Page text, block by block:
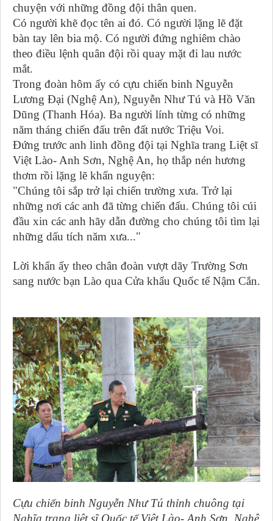
chuyện với những đồng đội thân quen.
Có người khẽ đọc tên ai đó. Có người lặng lẽ đặt
bàn tay lên bia mộ. Có người đứng nghiêm chào
theo điều lệnh quân đội rồi quay mặt đi lau nước
mắt.
Trong đoàn hôm ấy có cựu chiến binh Nguyễn
Lương Đại (Nghệ An), Nguyễn Như Tú và Hồ Văn
Dũng (Thanh Hóa). Ba người lính từng có những
năm tháng chiến đấu trên đất nước Triệu Voi.
Đứng trước anh linh đồng đội tại Nghĩa trang Liệt sĩ
Việt Lào- Anh Sơn, Nghệ An, họ thắp nén hương
thơm rồi lặng lẽ khấn nguyện:
"Chúng tôi sắp trở lại chiến trường xưa. Trở lại
những nơi các anh đã từng chiến đấu. Chúng tôi cúi
đầu xin các anh hãy dẫn đường cho chúng tôi tìm lại
những dấu tích năm xưa..."
Lời khấn ấy theo chân đoàn vượt dãy Trường Sơn
sang nước bạn Lào qua Cửa khẩu Quốc tế Nậm Cắn.
Cựu chiến binh Nguyễn Như Tú thỉnh chuông tại
Nghĩa trang liệt sĩ Quốc tế Việt Lào- Anh Sơn, Nghệ